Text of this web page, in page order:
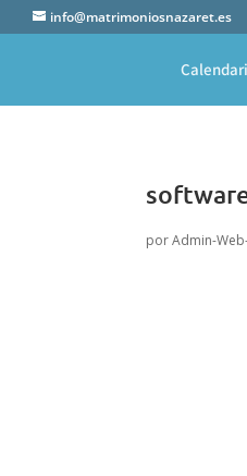
info@matrimoniosnazaret.es
porAdmin-